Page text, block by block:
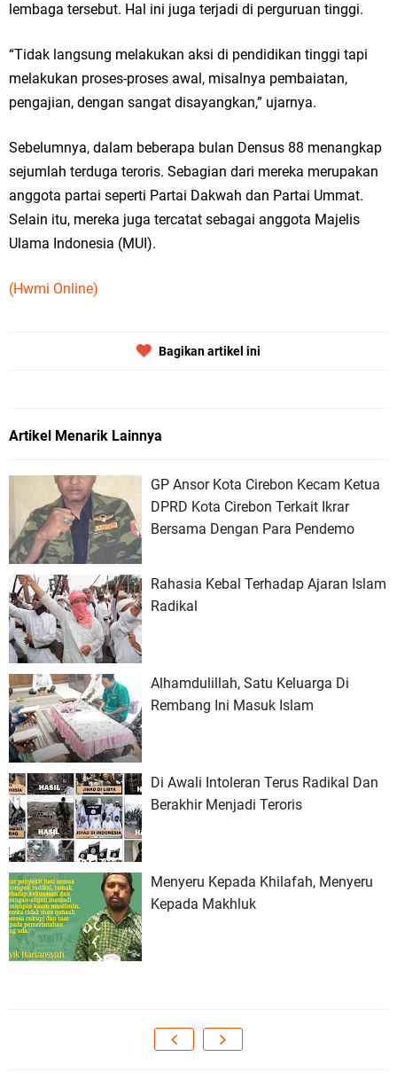
lembaga tersebut. Hal ini juga terjadi di perguruan tinggi.
“Tidak langsung melakukan aksi di pendidikan tinggi tapi
melakukan proses-proses awal, misalnya pembaiatan,
pengajian, dengan sangat disayangkan,” ujarnya.
Sebelumnya, dalam beberapa bulan Densus 88 menangkap
sejumlah terduga teroris. Sebagian dari mereka merupakan
anggota partai seperti Partai Dakwah dan Partai Ummat.
Selain itu, mereka juga tercatat sebagai anggota Majelis
Ulama Indonesia (MUI).
(Hwmi Online)
Bagikan artikel ini
Artikel Menarik Lainnya
GP Ansor Kota Cirebon Kecam Ketua
DPRD Kota Cirebon Terkait Ikrar
Bersama Dengan Para Pendemo
Rahasia Kebal Terhadap Ajaran Islam
Radikal
Alhamdulillah, Satu Keluarga Di
Rembang Ini Masuk Islam
Di Awali Intoleran Terus Radikal Dan
Berakhir Menjadi Teroris
Menyeru Kepada Khilafah, Menyeru
Kepada Makhluk